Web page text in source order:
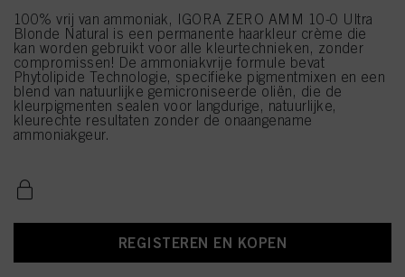
100% vrij van ammoniak, IGORA ZERO AMM 10-0 Ultra
Blonde Natural is een permanente haarkleur crème die
kan worden gebruikt voor alle kleurtechnieken, zonder
compromissen! De ammoniakvrije formule bevat
Phytolipide Technologie, specifieke pigmentmixen en een
blend van natuurlijke gemicroniseerde oliën, die de
kleurpigmenten sealen voor langdurige, natuurlijke,
kleurechte resultaten zonder de onaangename
ammoniakgeur.
REGISTEREN EN KOPEN